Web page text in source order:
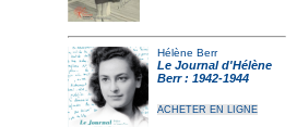
Hélène Berr
Le Journal d'Hélène
Berr : 1942-1944
ACHETER EN LIGNE